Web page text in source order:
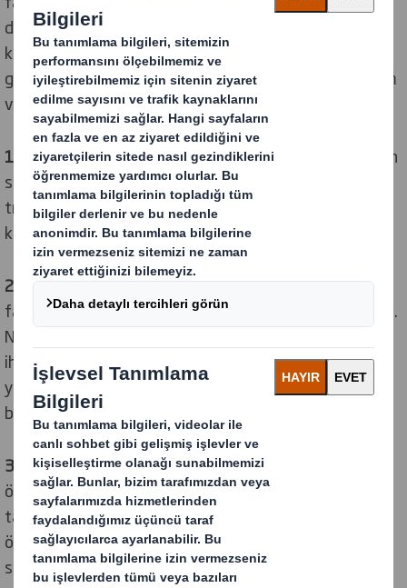
duyduğunuz çözümleri üretmek için en son teknolojiyi
kullanmadan önce, müşterilerinizi ve faaliyet
gösterdiğiniz pazarları gerçekten anlamak için deneyim
ve uzmanlığımızı kullanırız.
1. PlanlıyoruzŞirket içi ekiplerimiz, uzmanlar tarafından
sağlanan en son pazar öngörülerini, alışverişçi
trendlerini ve perakende içgörülerini kullanarak POS
kampanyanızı stratejik olarak planlar.
2. TasarlıyoruzTeknik tasarım aşamasında, POS
fabrikalarımız ve reklam öğelerimizle birlikte çalışırsınız.
Net bir bilgilendirmeden ve çevrimiçi kataloğumuzdan
ihtiyaç duyduğunuz POS ürün türlerini seçtikten sonra,
yeni POS fikrinizi geliştirmeye ve tasarlamaya
başlıyoruz.
3. Test EdiyoruzOnaylanmış bir fikrimiz olduğunda,
örneğin yük taşıma ve lojistik için malzemeleri ve
tasarımı test etmek için bir prototip üretiriz. Bu üretim
öncesi aşamada, baskı üretim sürecinin kalitesini
sağlamak için malzemeleri de belirliyor ve sağlıyoruz.